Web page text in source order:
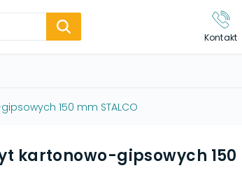
Kontakt
150 mm STALCO
kartonowo-gipsowych 150